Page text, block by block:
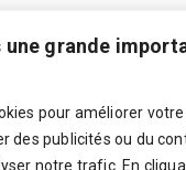
grande
pour améliorer
des publicités ou du
notre trafic. En